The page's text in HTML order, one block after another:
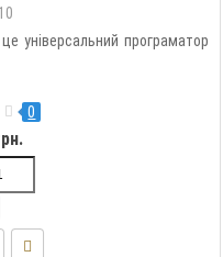
універсальний програматор
0